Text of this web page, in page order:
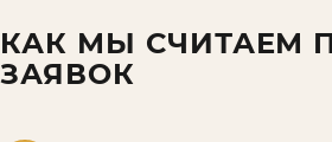
КАК МЫ СЧИТАЕМ
ЗАЯВОК